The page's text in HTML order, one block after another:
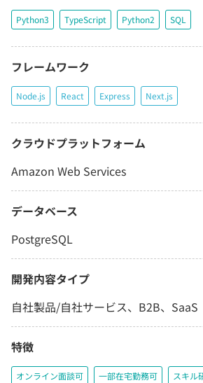
Python3 TypeScript Python2 SQL
フレームワーク
Node.js React Express Next.js
クラウドプラットフォーム
Amazon Web Services
データベース
PostgreSQL
開発内容タイプ
自社製品/自社サービス、B2B、SaaS
特徴
オンライン面談可 一部在宅勤務可 スキル